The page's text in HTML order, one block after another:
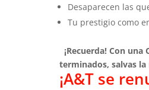
Desaparecen las
Tu prestigio como
¡Recuerda! Con
terminados, salvas
¡A&T se